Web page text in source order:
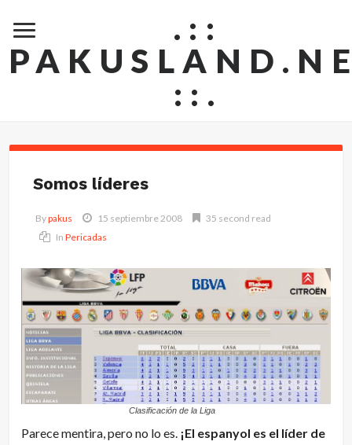
.::
::.
Somos líderes
Bypakus 15 septiembre 2008
35 second read
InPericadas
Clasificación de la Liga
Parece mentira, pero no lo es. ¡El espanyol es el líder de